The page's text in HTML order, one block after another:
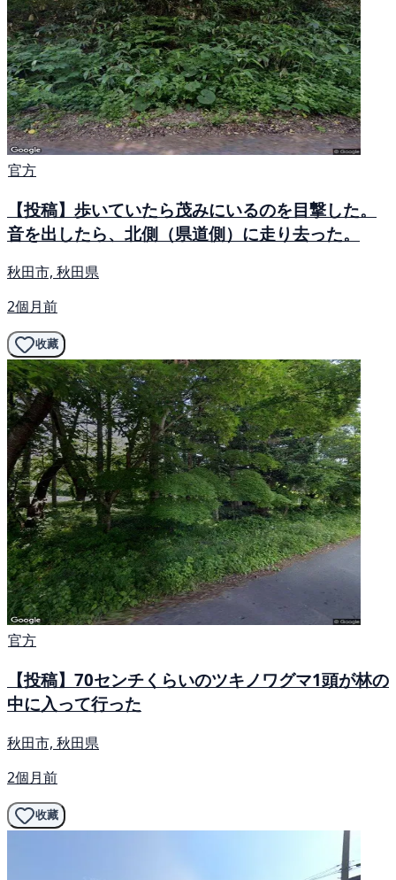
官方
【投稿】歩いていたら茂みにいるのを目撃した。
音を出したら、北側（県道側）に走り去った。
秋田市, 秋田県
2個月前
收藏
官方
【投稿】70センチくらいのツキノワグマ1頭が林の
中に入って行った
秋田市, 秋田県
2個月前
收藏